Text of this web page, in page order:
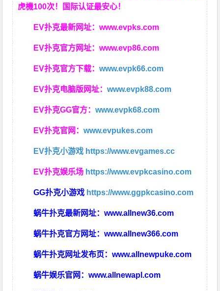
虎機100次！国际认证最安心！
EV扑克最新网址：www.evpks.com
EV扑克官方网址：www.evp86.com
EV扑克官方下载：www.evpk66.com
EV扑克电脑版网址：www.evpk88.com
EV扑克GG官方：www.evpk68.com
EV扑克官网：www.evpukes.com
EV扑克小游戏 https://www.evgames.cc
EV扑克娱乐场 https://www.evpkcasino.com
GG扑克小游戏 https://www.ggpkcasino.com
蜗牛扑克最新网址：www.allnew36.com
蜗牛扑克官方网址：www.allnew366.com
蜗牛扑克网址发布页：www.allnewpuke.com
蜗牛娱乐官网：www.allnewapl.com